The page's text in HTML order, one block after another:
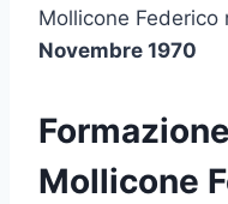
Mollicone Federico
Novembre 1970
Mollicone